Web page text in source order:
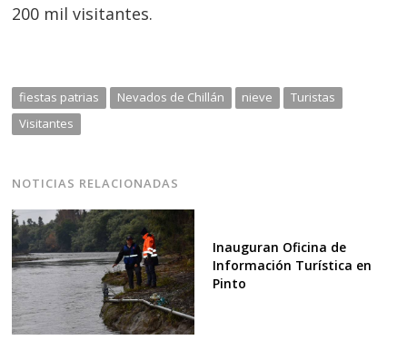
200 mil visitantes.
fiestas patrias Nevados de Chillán nieve
Turistas
Visitantes
NOTICIAS RELACIONADAS
Inauguran Oficina de
Información Turística en
Pinto
Navegación
entradas